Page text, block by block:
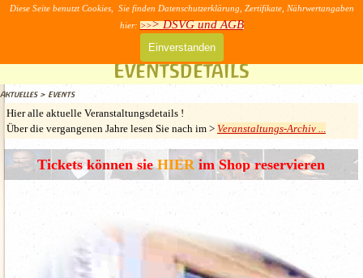
Diese Seite benutzt Cookies, Sie finden Datenschutzerklärung, Zertifikate, Nährwertangaben
hier: >>> DSVG und AGB
Einverstanden
Direkt zum Seiteninhalt
Menü überspringen
Eventsdetails
Aktuelles> Events
Hier alle aktuelle Veranstaltungsdetails !
Über die vergangenen Jahre lesen Sie nach im > Veranstaltungs-Archiv ...
Tickets können sie im Shop reservieren
>> AGB & DSVG